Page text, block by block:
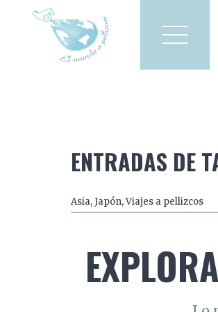
Viajes a
ENTRADAS DE
Asia,Japón,Viajes a pellizcos